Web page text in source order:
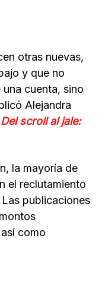
otras nuevas,
y que no
cuenta, sino
Alejandra
Del scroll al jale:
la mayoría de
el reclutamiento
publicaciones
como